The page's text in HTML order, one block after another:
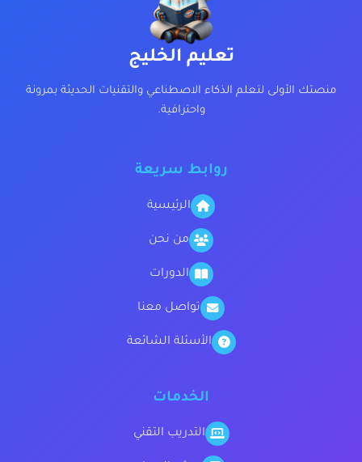
تعليم الخليج
منصتك الأولى لتعلم الذكاء الاصطناعي والتقنيات الحديثة بمرونة
واحترافية.
روابط سريعة
الرئيسية
من نحن
الدورات
تواصل معنا
الأسئلة الشائعة
الخدمات
التدريب التقني